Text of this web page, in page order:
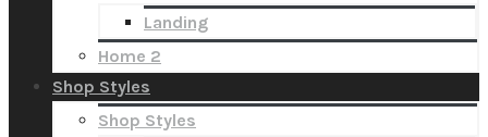
Landing
Home 2
Shop Styles
Shop Styles